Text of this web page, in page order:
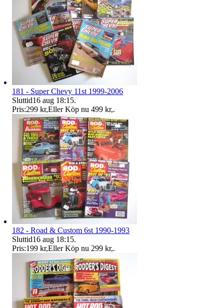
181 - Super Chevy 11st 1999-2006
Sluttid16 aug 18:15.
Pris:299 kr,Eller Köp nu 499 kr,.
182 - Road & Custom 6st 1990-1993
Sluttid16 aug 18:15.
Pris:199 kr,Eller Köp nu 299 kr,.